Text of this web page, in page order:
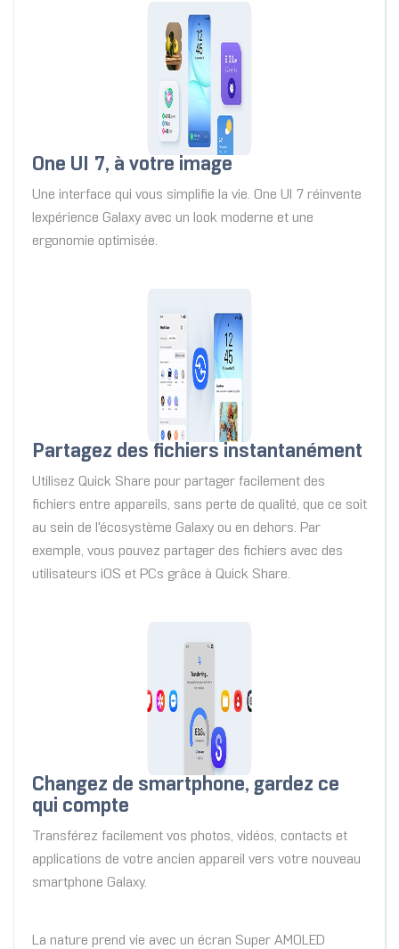
One UI 7, à votre image
Une interface qui vous simplifie la vie. One UI 7 réinvente
lexpérience Galaxy avec un look moderne et une
ergonomie optimisée.
Partagez des fichiers instantanément
Utilisez Quick Share pour partager facilement des
fichiers entre appareils, sans perte de qualité, que ce soit
au sein de l'écosystème Galaxy ou en dehors. Par
exemple, vous pouvez partager des fichiers avec des
utilisateurs iOS et PCs grâce à Quick Share.
Changez de smartphone, gardez ce
qui compte
Transférez facilement vos photos, vidéos, contacts et
applications de votre ancien appareil vers votre nouveau
smartphone Galaxy.
La nature prend vie avec un écran Super AMOLED